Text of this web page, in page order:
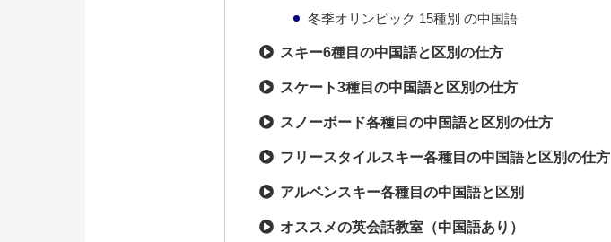
冬季オリンピック 15種別 の中国語
スキー6種目の中国語と区別の仕方
スケート3種目の中国語と区別の仕方
スノーボード各種目の中国語と区別の仕方
フリースタイルスキー各種目の中国語と区別の仕方
アルペンスキー各種目の中国語と区別
オススメの英会話教室（中国語あり）